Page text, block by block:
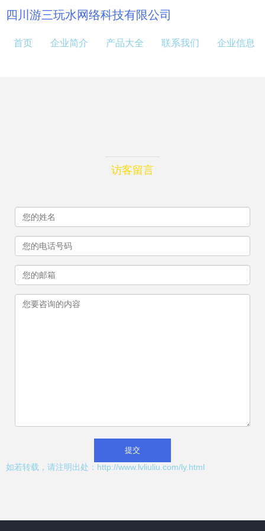
四川游三玩水网络科技有限公司
首页 企业简介 产品大全 联系我们 企业信息
访客留言
如若转载，请注明出处：http://www.lvliuliu.com/ly.html